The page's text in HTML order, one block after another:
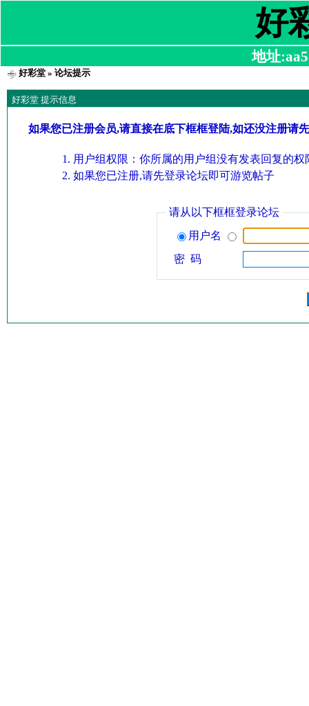
好
地址
好彩堂» 论坛提示
好彩堂 提示信息
如果您已注册会员,请直接在底下框框登陆,如还没注册请
用户组权限：你所属的用户组没有发表回复的权
如果您已注册,请先登录论坛即可游览帖子
请从以下框框登录论坛
用户名
密 码